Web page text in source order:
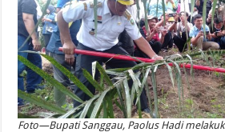
Foto—Bupati Sanggau, Paolus Hadi